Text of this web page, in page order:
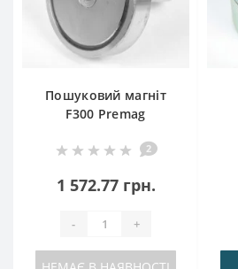
Пошуковий магніт
F300 Premag
2
1 572.77 грн.
- +